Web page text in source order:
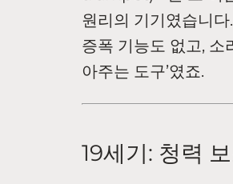
원리의 기기였습니다.
증폭 기능도 없고, 소
아주는 도구’였죠.
19세기: 청력